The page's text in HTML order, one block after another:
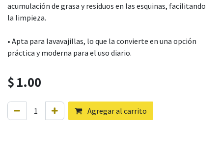
acumulación de grasa y residuos en las esquinas, facilitando
la limpieza.
• Apta para lavavajillas, lo que la convierte en una opción
práctica y moderna para el uso diario.
$1.00
Agregar al carrito